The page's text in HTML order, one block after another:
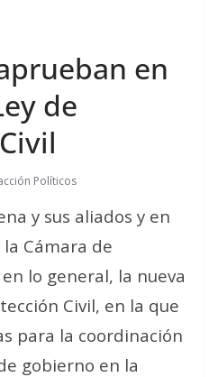
en
de
Políticos
y sus aliados y en
Cámara de
lo general, la nueva
Civil, en la que
para la coordinación
gobierno en la